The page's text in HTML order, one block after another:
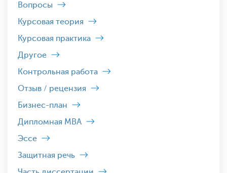
Вопросы
Курсовая теория
Курсовая практика
Другое
Контрольная работа
Отзыв / рецензия
Бизнес-план
Дипломная MBA
Эссе
Защитная речь